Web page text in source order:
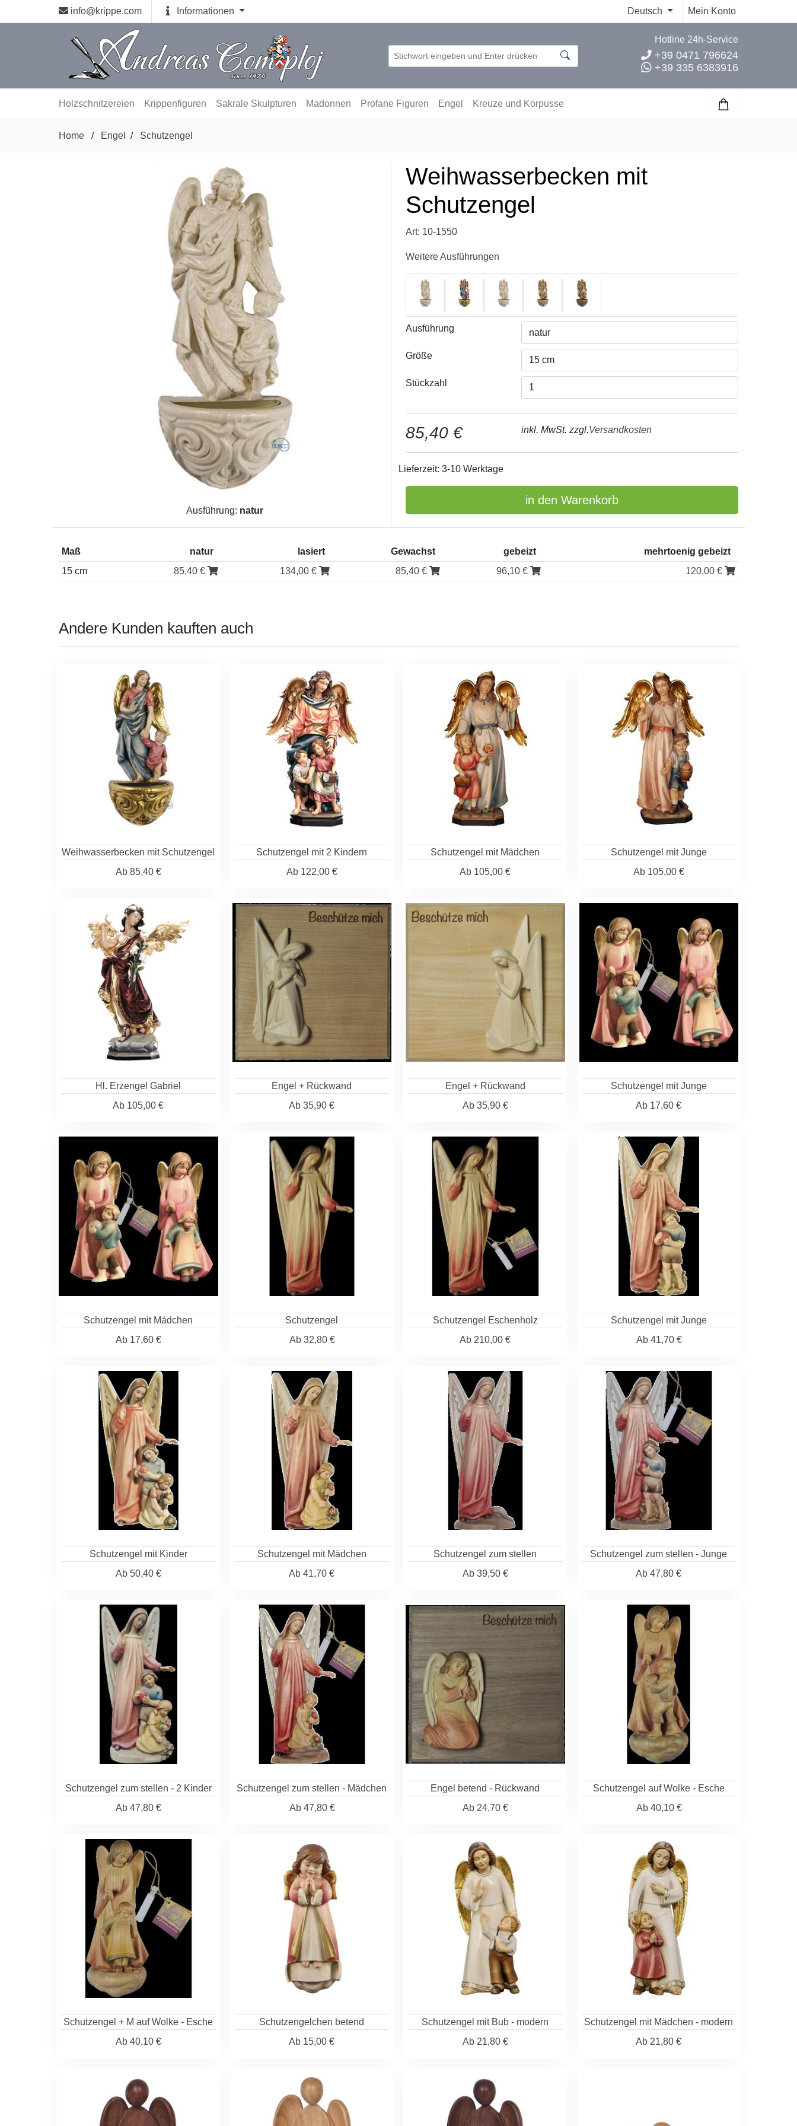
info@krippe.com Informationen Deutsch Mein Konto
Hotline 24h-Service
+39 0471 796624
+39 335 6383916
Holzschnitzereien Krippenfiguren Sakrale Skulpturen Madonnen Profane Figuren Engel Kreuze und Korpusse
Home / Engel / Schutzengel
Ausführung: natur
Weihwasserbecken mit
Schutzengel
Art: 10-1550
Weitere Ausführungen
Ausführung
Größe
Stückzahl
85,40 € inkl. MwSt. zzgl.Versandkosten
Lieferzeit: 3-10 Werktage
in den Warenkorb
Maß natur lasiert Gewachst gebeizt
mehrtoenig gebeizt
15 cm
85,40 € 134,00 € 85,40 € 96,10 € 120,00 €
Andere Kunden kauften auch
Weihwasserbecken mit Schutzengel
Ab85,40 €
Schutzengel mit 2 Kindern
Ab122,00 €
Schutzengel mit Mädchen
Ab 105,00 €
Schutzengel mit Junge
Ab105,00 €
Hl. Erzengel Gabriel
Ab 105,00 €
Engel + Rückwand
Ab 35,90 €
Engel + Rückwand
Ab35,90 €
Schutzengel mit Junge
Ab 17,60 €
Schutzengel mit Mädchen
Ab17,60 €
Schutzengel
Ab32,80 €
Schutzengel Eschenholz
Ab 210,00 €
Schutzengel mit Junge
Ab41,70 €
Schutzengel mit Kinder
Ab50,40 €
Schutzengel mit Mädchen
Ab 41,70 €
Schutzengel zum stellen
Ab39,50 €
Schutzengel zum stellen - Junge
Ab 47,80 €
Schutzengel zum stellen - 2 Kinder
Ab47,80 €
Schutzengel zum stellen - Mädchen
Ab47,80 €
Engel betend - Rückwand
Ab24,70 €
Schutzengel auf Wolke - Esche
Ab40,10 €
Schutzengel + M auf Wolke - Esche
Ab40,10 €
Schutzengelchen betend
Ab 15,00 €
Schutzengel mit Bub - modern
Ab21,80 €
Schutzengel mit Mädchen - modern
Ab 21,80 €